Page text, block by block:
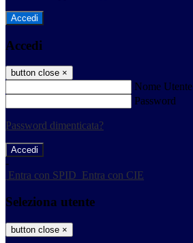
Accedi
Accedi
button close ×
Nome Utente
Password
Password dimenticata?
-
Entra con SPID Entra con CIE
Seleziona utente
button close ×